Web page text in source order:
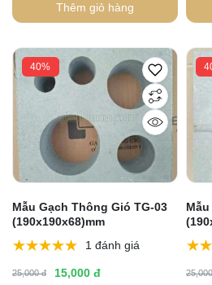
Thêm giỏ hàng
40%
Mẫu Gạch Thông Gió TG-03
(190x190x68)mm
1 đánh giá
25,000 đ 15,000 đ